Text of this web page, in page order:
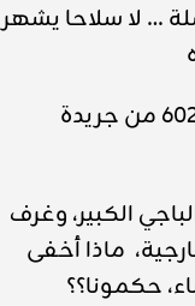
… لا سلاحا يشهر
صدور العدد 602 من جريدة
الكبير، وغرف
ماذا أخفى
حكمونا؟؟